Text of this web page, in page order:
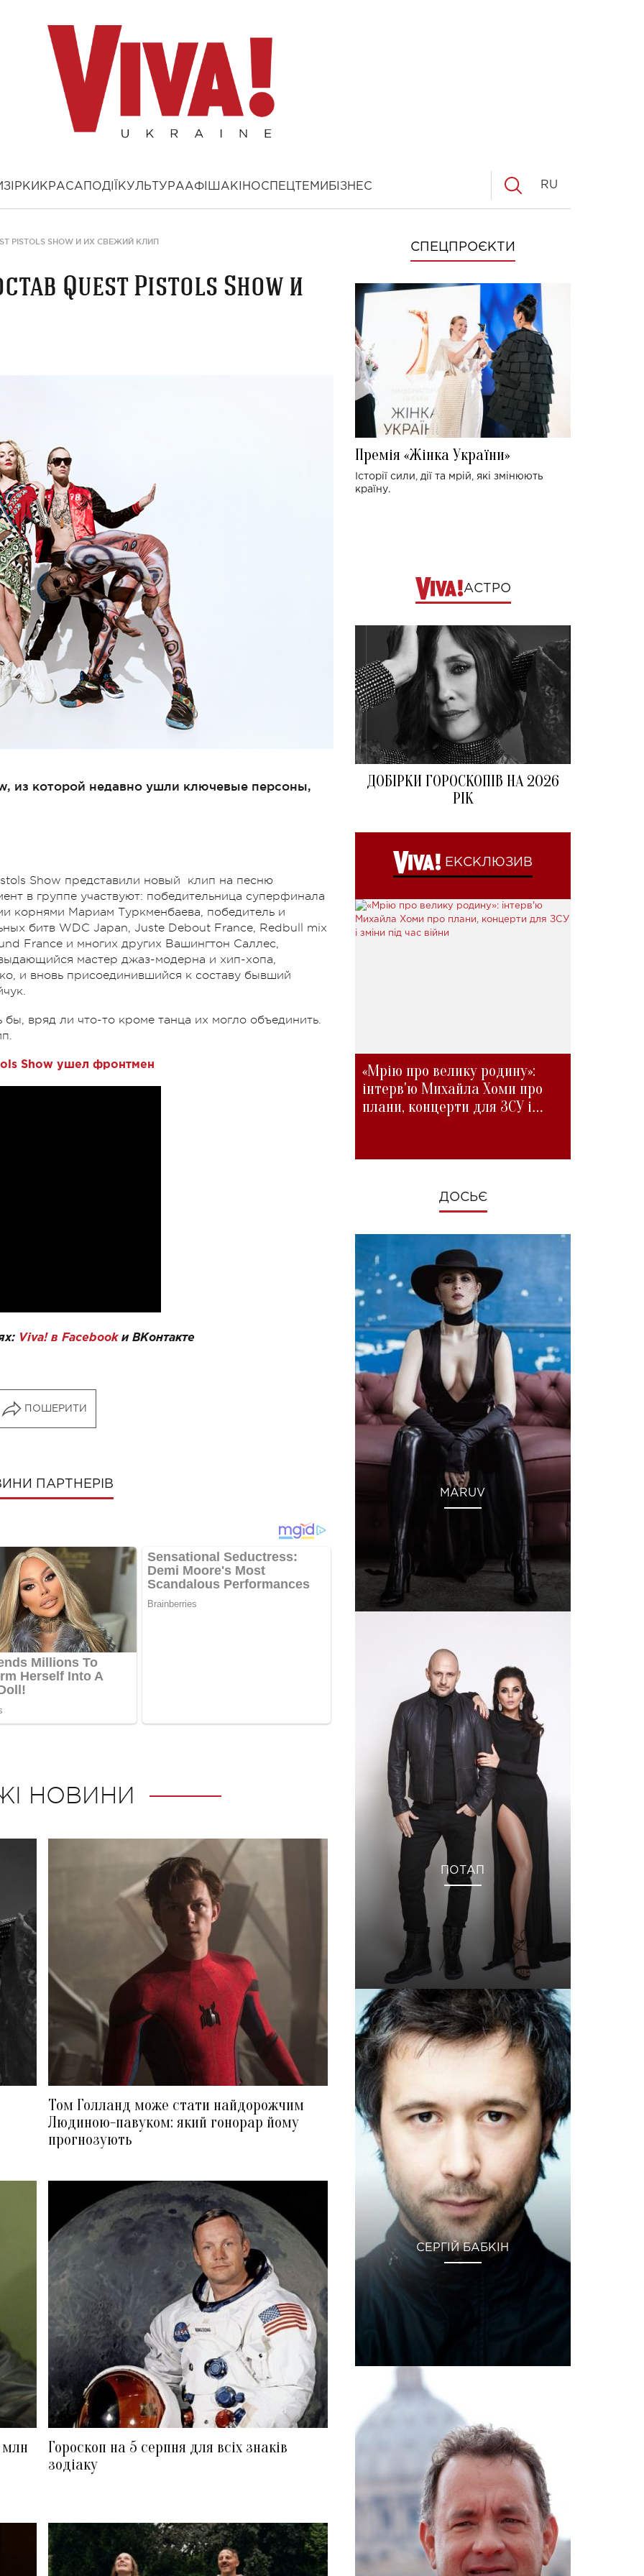
ЗІРКИ КРАСА ПОДІЇ КУЛЬТУРААФІША КІНОСПЕЦТЕМИ БІЗНЕС RU
PISTOLS SHOW И ИХ СВЕЖИЙ КЛИП
Quest Pistols Show и
из которой недавно ушли ключевые персоны,
Show представили новый клип на песню
в группе участвуют: победительница суперфинала
корнями Мариам Туркменбаева, победитель и
битв WDC Japan, Juste Debout France, Redbull mix
France и многих других Вашингтон Саллес,
мастер джаз-модерна и хип-хопа,
и вновь присоединившийся к составу бывший
вряд ли что-то кроме танца их могло объединить.
Show ушел фронтмен
Viva! в Facebookи ВКонтакте
ПОШЕРИТИ
ПАРТНЕРІВ
НОВИНИ
Том Голланд може стати найдорожчим
Людиною-павуком: який гонорар йому
прогнозують
млн
Гороскоп на 5 серпня для всіх знаків
зодіаку
СПЕЦПРОЄКТИ
Премія «Жінка України»
Історії сили, дії та мрій, які змінюють
країну.
АСТРО
ДОБІРКИ ГОРОСКОПІВ НА 2026
РІК
ЕКСКЛЮЗИВ
«Мрію про велику родину»:
інтерв'ю Михайла Хоми про
плани, концерти для ЗСУ і
ДОСЬЄ
MARUV
ПОТАП
СЕРГІЙ БАБКІН